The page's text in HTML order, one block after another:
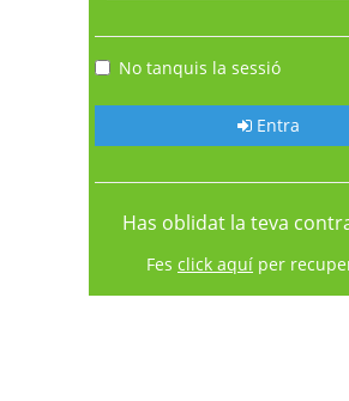
No tanquis la sessió
Entra
Has oblidat la teva
Fes click aquí per